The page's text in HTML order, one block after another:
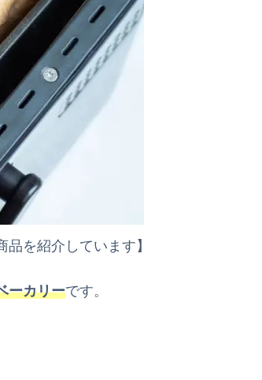
を紹介しています】
ーカリーです。